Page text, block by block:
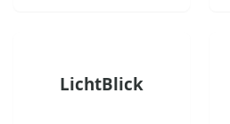
LichtBlick